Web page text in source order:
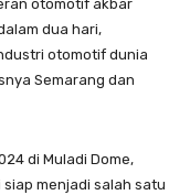
otomotif akbar
dua hari,
otomotif dunia
Semarang dan
di Muladi Dome,
siap menjadi salah satu